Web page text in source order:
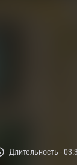
Длительность -